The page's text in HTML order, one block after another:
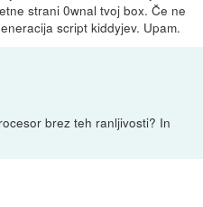
strani 0wnal tvoj box. Če ne
script kiddyjev. Upam.
brez teh ranljivosti? In